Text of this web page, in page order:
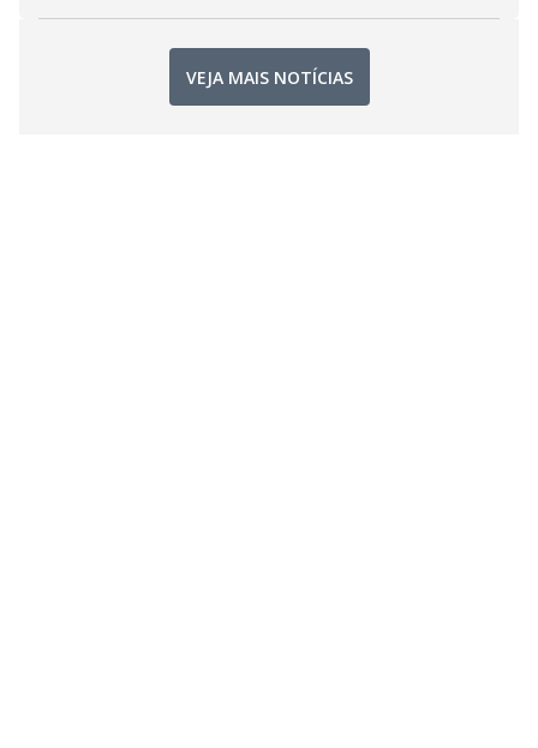
VEJA MAIS NOTÍCIAS